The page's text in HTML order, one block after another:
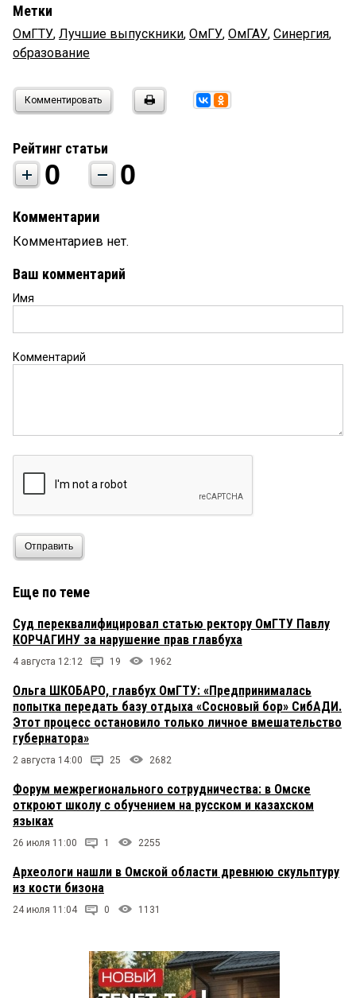
Метки
ОмГТУ, Лучшие выпускники, ОмГУ, ОмГАУ, Синергия,
образование
Комментировать
Рейтинг статьи
0 0
Комментарии
Комментариев нет.
Ваш комментарий
Имя
Комментарий
Отправить
Еще по теме
Суд переквалифицировал статью ректору ОмГТУ Павлу
КОРЧАГИНУ за нарушение прав главбуха
4 августа 12:12 19 1962
Ольга ШКОБАРО, главбух ОмГТУ: «Предпринималась
попытка передать базу отдыха «Сосновый бор» СибАДИ.
Этот процесс остановило только личное вмешательство
губернатора»
2 августа 14:00 25 2682
Форум межрегионального сотрудничества: в Омске
откроют школу с обучением на русском и казахском
языках
26 июля 11:00 1 2255
Археологи нашли в Омской области древнюю скульптуру
из кости бизона
24 июля 11:04 0 1131